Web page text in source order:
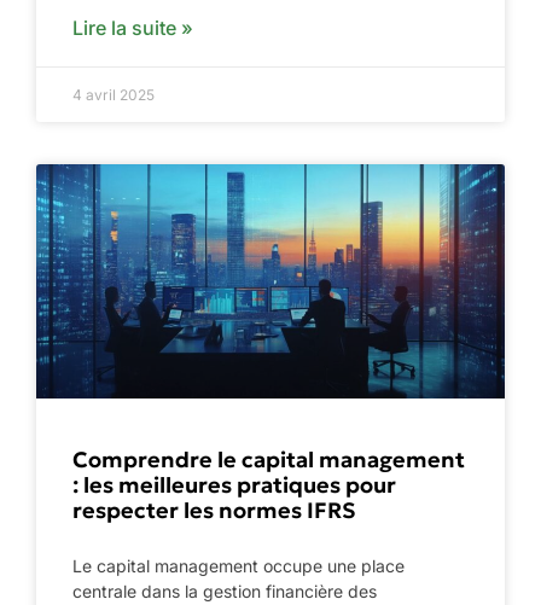
Lire la suite »
4 avril 2025
Comprendre le capital management
: les meilleures pratiques pour
respecter les normes IFRS
Le capital management occupe une place
centrale dans la gestion financière des